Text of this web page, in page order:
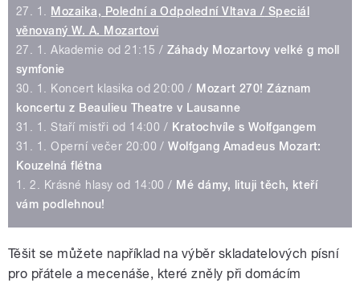
27. 1. Mozaika, Polední a Odpolední Vltava / Speciál
věnovaný W. A. Mozartovi
27. 1. Akademie od 21:15 / Záhady Mozartovy velké g moll
symfonie
30. 1. Koncert klasika od 20:00 / Mozart 270! Záznam
koncertu z Beaulieu Theatre v Lausanne
31. 1. Staří mistři od 14:00 / Kratochvíle s Wolfgangem
31. 1. Operní večer 20:00 /Wolfgang Amadeus Mozart:
Kouzelná flétna
1. 2. Krásné hlasy od 14:00 / Mé dámy, lituji těch, kteří
vám podlehnou!
Těšit se můžete například na výběr skladatelových písní
pro přátele a mecenáše, které zněly při domácím